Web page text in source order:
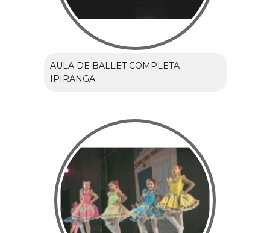
AULA DE BALLET COMPLETA
IPIRANGA